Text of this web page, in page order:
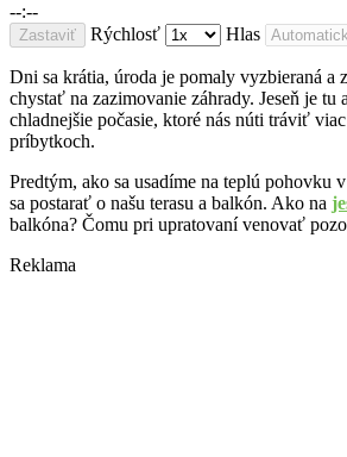
--:--
Zastaviť Rýchlosť Hlas
Dni sa krátia, úroda je pomaly vyzbieraná a
chystať na zazimovanie záhrady. Jeseň je tu
chladnejšie počasie, ktoré nás núti tráviť
príbytkoch.
Predtým, ako sa usadíme na teplú pohovku
sa postarať o našu terasu a balkón. Ako na
balkóna? Čomu pri upratovaní venovať
Reklama